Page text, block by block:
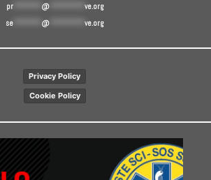
pr******** @********** ve.org
se
@ ve.org
Privacy Policy
Cookie Policy